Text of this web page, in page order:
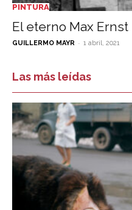
PINTURA
El eterno Max Ernst
GUILLERMO MAYR - 1 abril, 2021
Las más leídas